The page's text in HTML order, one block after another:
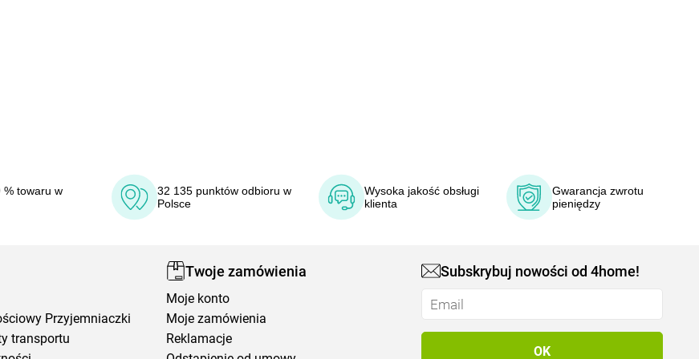
% towaru w
32 135 punktów odbioru w
Polsce
Wysoka jakość obsługi
klienta
Gwarancja zwrotu
pieniędzy
Przyjemniaczki
transportu
Twoje zamówienia
Moje konto
Moje zamówienia
Reklamacje
Subskrybuj nowości od 4home!